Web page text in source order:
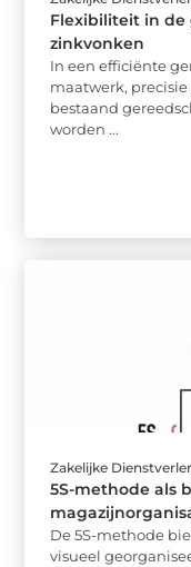
Flexibiliteit in
zinkvonken
In een efficiënte
maatwerk,
bestaand
worden ...
Zakelijke
5S-methode als
De 5S-methode
visueel